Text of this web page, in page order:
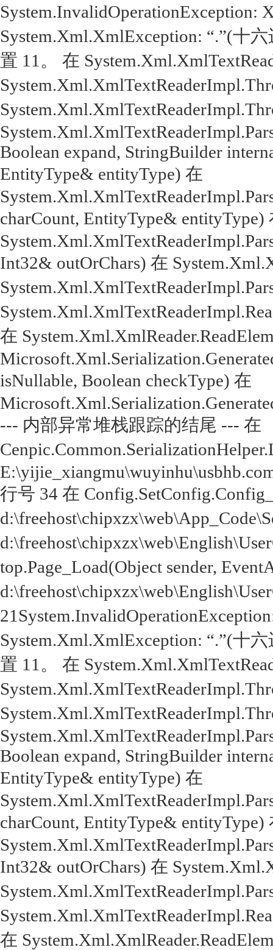
System.Xml.XmlException: “.”(十
置 11。 在
Boolean expand, StringBuilder
EntityType& entityType) 在
charCount, EntityType& entityType)
Int32& outOrChars) 在
在
isNullable, Boolean checkType) 在
--- 内部异常堆栈跟踪的结尾 --- 在
行号 34 在
top.Page_Load(Object sender,
System.Xml.XmlException: “.”(十
置 11。 在
Boolean expand, StringBuilder
EntityType& entityType) 在
charCount, EntityType& entityType)
Int32& outOrChars) 在
在